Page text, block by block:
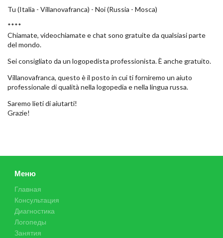
Tu (Italia - Villanovafranca) - Noi (Russia - Mosca)
****
Chiamate, videochiamate e chat sono gratuite da qualsiasi parte
del mondo.
Sei consigliato da un logopedista professionista. È anche gratuito.
Villanovafranca, questo è il posto in cui ti forniremo un aiuto
professionale di qualità nella logopedia e nella lingua russa.
Saremo lieti di aiutarti!
Grazie!
Меню
Главная
Консультация
Диагностика
Логопеды
Занятия